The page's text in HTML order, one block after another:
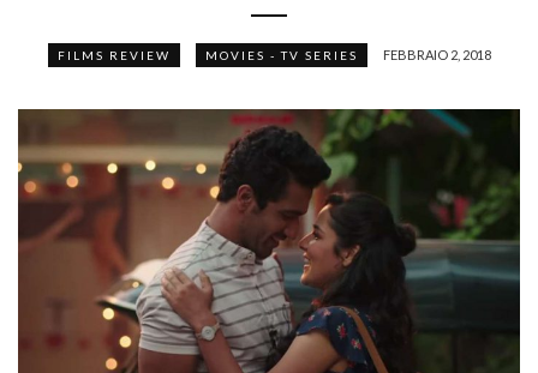
FILMS REVIEW MOVIES - TV SERIES FEBBRAIO 2, 2018